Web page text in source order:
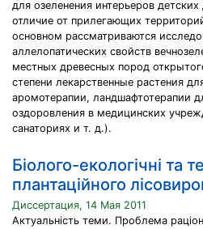
для озеленения интерьеров
отличие от прилегающих
основном рассматриваются
аллелопатических свойств
местных древесных пород
степени лекарственные растения
аромотерапии, ландшафтотерапии
оздоровления в медицинских
санаториях и т. д.).
Бiолого-екологiчнi та
плантацiйного
Диссертация, 14 Мая 2011
Актуальність теми. Проблема